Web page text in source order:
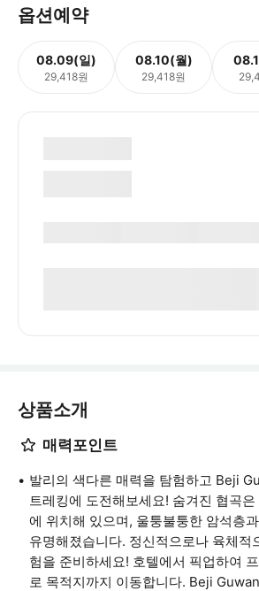
옵션예약
08.09(일)
29,418원
08.10(월)
29,418원
상품소개
매력포인트
발리의 색다른 매력을 탐험하고 Beji
트레킹에 도전해보세요! 숨겨진 협곡
에 위치해 있으며, 울퉁불퉁한 암석층
유명해졌습니다. 정신적으로나 육체적
험을 준비하세요! 호텔에서 픽업하여
로 목적지까지 이동합니다. Beji